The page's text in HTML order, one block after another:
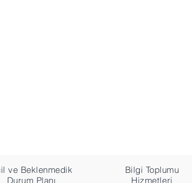
ve Beklenmedik
Durum Planı
Bilgi Toplumu
Hizmetleri